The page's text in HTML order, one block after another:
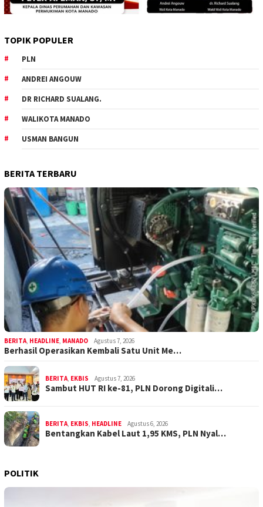
TOPIK POPULER
PLN
ANDREI ANGOUW
DR RICHARD SUALANG.
WALIKOTA MANADO
USMAN BANGUN
BERITA TERBARU
BERITA, HEADLINE, MANADO Agustus 7, 2026
Berhasil Operasikan Kembali Satu Unit Me…
BERITA, EKBIS Agustus 7, 2026
Sambut HUT RI ke-81, PLN Dorong Digitali…
BERITA, EKBIS, HEADLINE Agustus 6, 2026
Bentangkan Kabel Laut 1,95 KMS, PLN Nyal…
POLITIK